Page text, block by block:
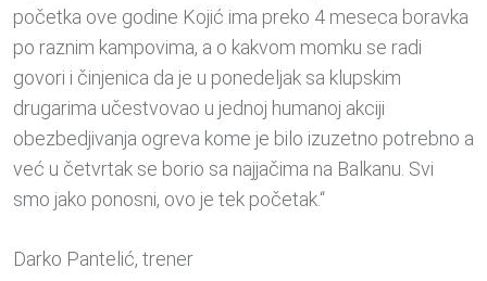
početka ove godine Kojić ima preko 4 meseca boravka
po raznim kampovima, a o kakvom momku se radi
govori i činjenica da je u ponedeljak sa klupskim
drugarima učestvovao u jednoj humanoj akciji
obezbedjivanja ogreva kome je bilo izuzetno potrebno a
već u četvrtak se borio sa najjačima na Balkanu. Svi
smo jako ponosni, ovo je tek početak.“
Darko Pantelić, trener